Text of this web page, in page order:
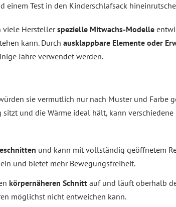
Test in den Kinderschlafsack
viele Herstellerspezielle Mitwachs-Modelle
kann. Durch ausklappbare Elemente oder
Jahre verwendet werden.
sie vermutlich nur nach Muster und Farbe
und die Wärme ideal hält, kann
und kann mit vollständig geöffnetem
und bietet mehr Bewegungsfreiheit.
körpernäheren Schnitt auf und läuft oberhalb
möglichst nicht entweichen kann.